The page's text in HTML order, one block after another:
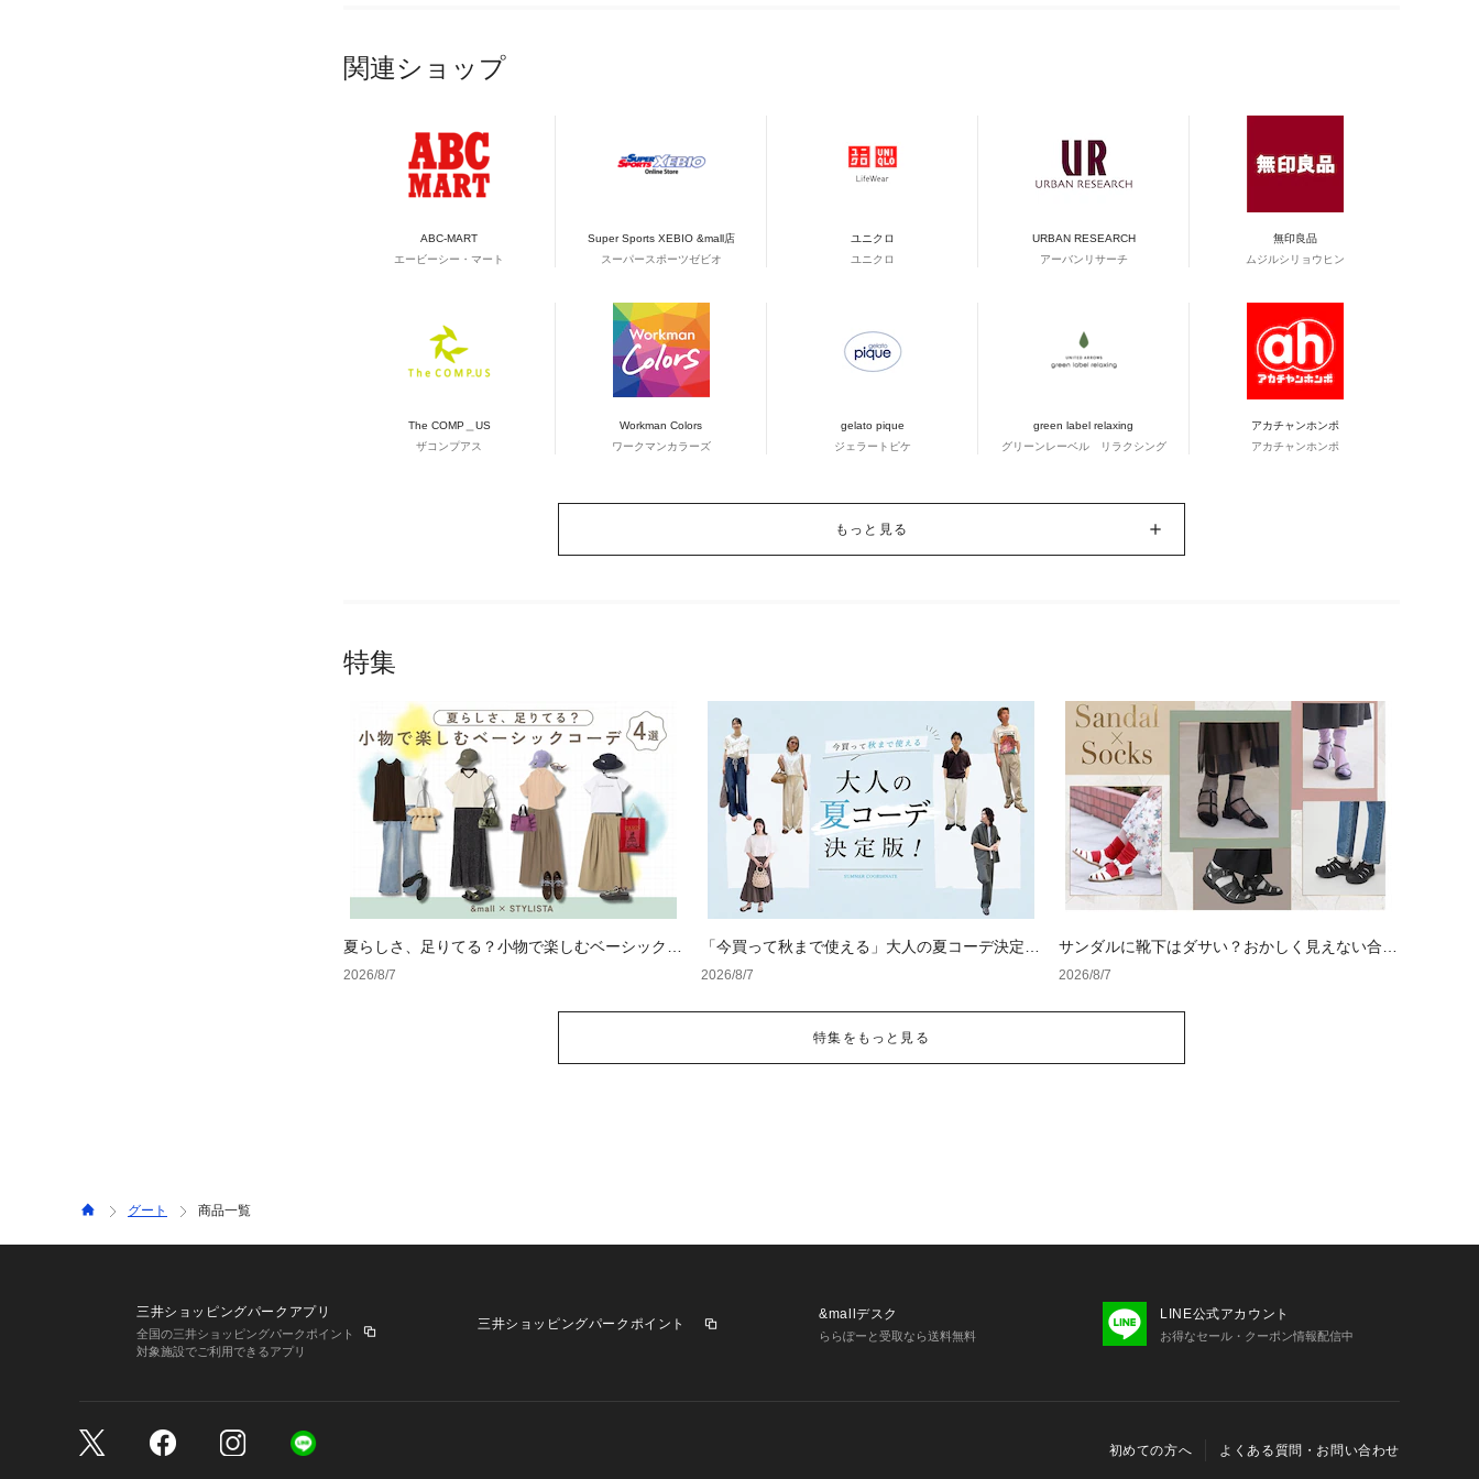
関連ショップ
ABC-MART
エービーシー・マート
Super Sports XEBIO &mall店
スーパースポーツゼビオ
ユニクロ
ユニクロ
URBAN RESEARCH
アーバンリサーチ
無印良品
ムジルシリョウヒン
The COMP＿US
ザコンプアス
Workman Colors
ワークマンカラーズ
gelato pique
ジェラートピケ
green label relaxing
グリーンレーベル リラクシング
アカチャンホンポ
アカチャンホンポ
もっと見る
特集
夏らしさ、足りてる？小物で楽しむベーシックコ
ーデ4選
2026/8/7
「今買って秋まで使える」大人の夏コーデ決定
版！男女別正解スタイルとNGな着こなし
2026/8/7
サンダルに靴下はダサい？おかしく見えない合わ
せ方の黄金法則と男女別おすすめコーデ
2026/8/7
特集をもっと見る
グート 商品一覧
三井ショッピングパークアプリ
全国の三井ショッピングパークポイント
対象施設でご利用できるアプリ
三井ショッピングパークポイント
&mallデスク
ららぽーと受取なら送料無料
LINE公式アカウント
お得なセール・クーポン情報配信中
初めての方へ よくある質問・お問い合わせ